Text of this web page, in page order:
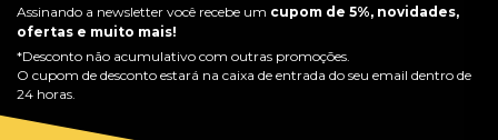
Assinando a newsletter você recebe um cupom de 5%, novidades,
ofertas e muito mais!
*Desconto não acumulativo com outras promoções.
O cupom de desconto estará na caixa de entrada do seu email dentro de
24 horas.